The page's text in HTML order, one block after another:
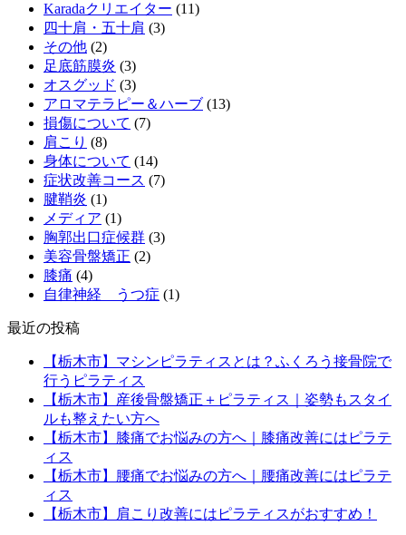
Karadaクリエイター (11)
四十肩・五十肩 (3)
その他 (2)
足底筋膜炎 (3)
オスグッド (3)
アロマテラピー＆ハーブ (13)
損傷について (7)
肩こり (8)
身体について (14)
症状改善コース (7)
腱鞘炎 (1)
メディア (1)
胸郭出口症候群 (3)
美容骨盤矯正 (2)
膝痛 (4)
自律神経 うつ症 (1)
最近の投稿
【栃木市】マシンピラティスとは？ふくろう接骨院で
行うピラティス
【栃木市】産後骨盤矯正＋ピラティス｜姿勢もスタイ
ルも整えたい方へ
【栃木市】膝痛でお悩みの方へ｜膝痛改善にはピラテ
ィス
【栃木市】腰痛でお悩みの方へ｜腰痛改善にはピラテ
ィス
【栃木市】肩こり改善にはピラティスがおすすめ！